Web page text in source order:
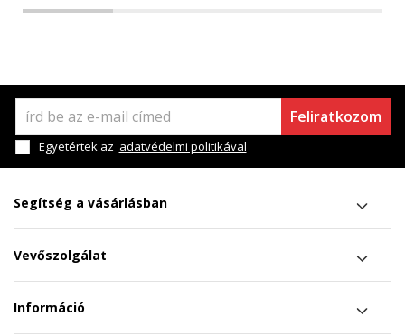
Feliratkozom
Egyetértek az adatvédelmi politikával
Segítség a vásárlásban
Vevőszolgálat
Információ